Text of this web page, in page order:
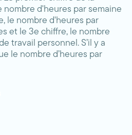
d'heures par semaine
le nombre d'heures par
et le 3e chiffre, le nombre
travail personnel. S’il y a
le nombre d’heures par